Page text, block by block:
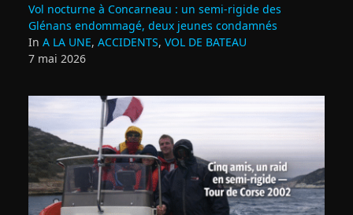
Vol nocturne à Concarneau : un semi‑rigide des
Glénans endommagé, deux jeunes condamnés
In A LA UNE, ACCIDENTS, VOL DE BATEAU
7 mai 2026